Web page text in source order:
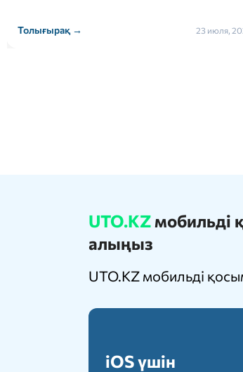
Толығырақ → 22 июля,
UTO.KZ мобильді
алыңыз
UTO.KZ мобильді
iOS үшін